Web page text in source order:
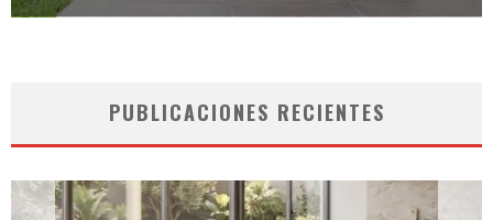
PUBLICACIONES RECIENTES